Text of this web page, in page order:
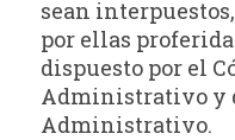
sean
por ellas
dispuesto por el
Administrativo y
Administrativo.